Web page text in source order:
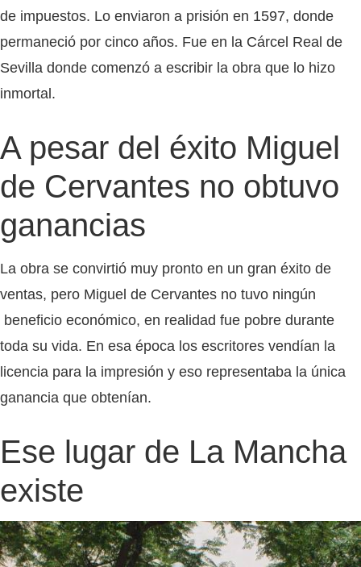
de impuestos. Lo enviaron a prisión en 1597, donde
permaneció por cinco años. Fue en la Cárcel Real de
Sevilla donde comenzó a escribir la obra que lo hizo
inmortal.
A pesar del éxito Miguel
de Cervantes no obtuvo
ganancias
La obra se convirtió muy pronto en un gran éxito de
ventas, pero Miguel de Cervantes no tuvo ningún
beneficio económico, en realidad fue pobre durante
toda su vida. En esa época los escritores vendían la
licencia para la impresión y eso representaba la única
ganancia que obtenían.
Ese lugar de La Mancha
existe